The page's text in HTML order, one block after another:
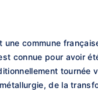
une commune
connue pour avoir
de la